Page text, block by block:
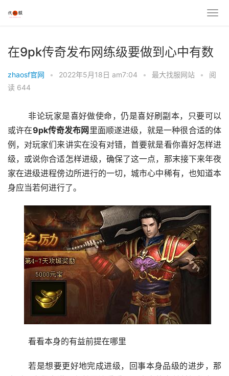
在9pk传奇发布网练级要做到心中有数
zhaosf官网 • 2022年5月18日 am7:04 • 最大找服网站 •
阅
读 644
或许在9pk传奇发布网 里面顺遂进级，就是一种很合适的体
例，对玩家们来讲实在没有对错，首要就是看你喜好怎样进
级，或说你合适怎样进级，确保了这一点，那末接下来年夜
家在进级进程傍边所进行的一切，城市心中稀有，也知道本
身应当若何进行了。
	看看本身的有益前提在哪里
	若是想要更好地完成进级，回事本身品级的进步，那